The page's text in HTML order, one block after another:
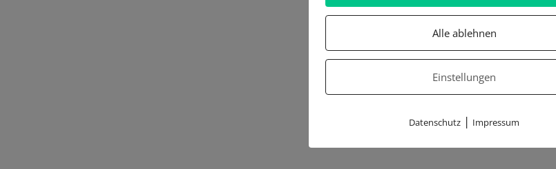
Alle ablehnen
Einstellungen
Datenschutz | Impressum